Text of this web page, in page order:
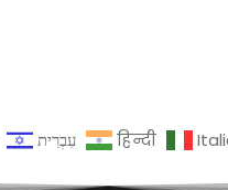
עִבְרִית हिन्दी